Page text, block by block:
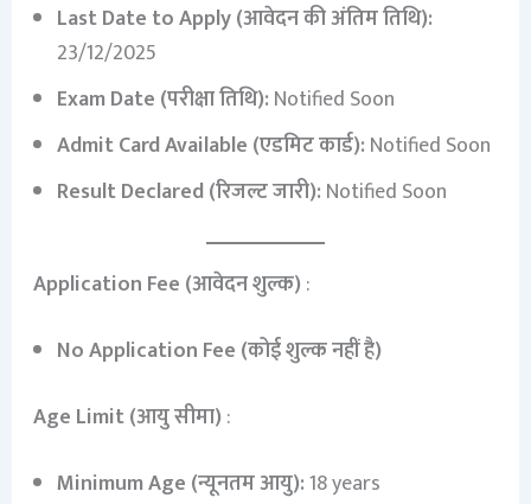
Last Date to Apply (आवेदन की अंतिम तिथि):
23/12/2025
Exam Date (परीक्षा तिथि): Notified Soon
Admit Card Available (एडमिट कार्ड): Notified Soon
Result Declared (रिजल्ट जारी): Notified Soon
Application Fee (आवेदन शुल्क) :
No Application Fee (कोई शुल्क नहीं है)
Age Limit (आयु सीमा) :
Minimum Age (न्यूनतम आयु):18 years